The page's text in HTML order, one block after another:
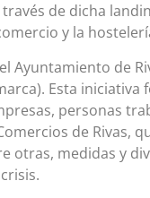
de dicha
y la
de
Esta
personas
de
otras, medidas y